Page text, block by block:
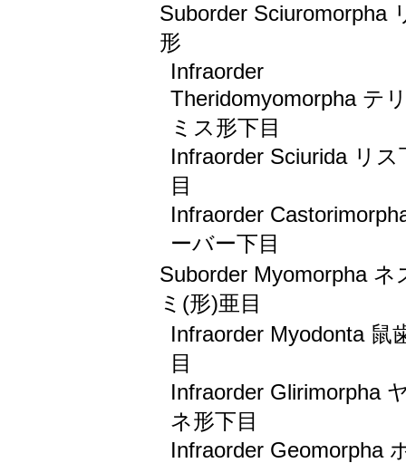
Suborder Sciuromorpha
形
Infraorder
Theridomyomorpha テ
ミス形下目
Infraorder Sciurida リス
目
Infraorder
ーバー下目
Suborder Myomorpha ネ
ミ(形)亜目
Infraorder Myodonta 鼠
目
Infraorder Glirimorpha
ネ形下目
Infraorder Geomorpha